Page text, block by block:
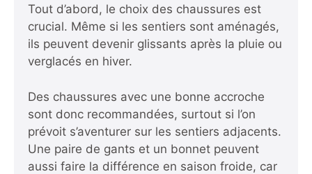
Tout d’abord, le choix des chaussures est
crucial. Même si les sentiers sont aménagés,
ils peuvent devenir glissants après la pluie ou
verglacés en hiver.
Des chaussures avec une bonne accroche
sont donc recommandées, surtout si l’on
prévoit s’aventurer sur les sentiers adjacents.
Une paire de gants et un bonnet peuvent
aussi faire la différence en saison froide, car